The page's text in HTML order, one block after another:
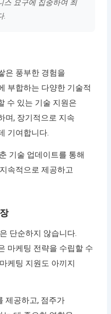
스 요구에 집중하여 최
.
은 풍부한 경험을
부합하는 다양한 기술적
수 있는 기술 지원은
며, 장기적으로 지속
기여합니다.
기술 업데이트를 통해
속적으로 제공하고
단순하지 않습니다.
마케팅 전략을 수립할 수
케팅 지원도 아끼지
제공하고, 점주가